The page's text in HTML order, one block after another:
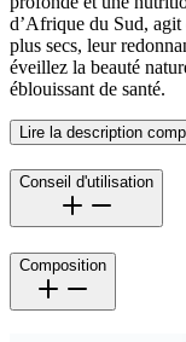
d’Afrique du Sud,
plus secs, leur
éveillez la beauté
éblouissant de santé.
Lire la description
Conseil d'utilisation
Composition